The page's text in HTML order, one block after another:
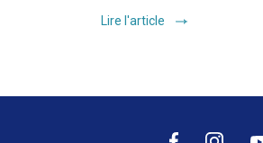
Lire l'article